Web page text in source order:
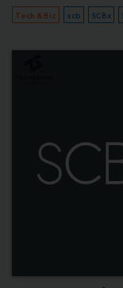
Tech & Biz scb SCBx